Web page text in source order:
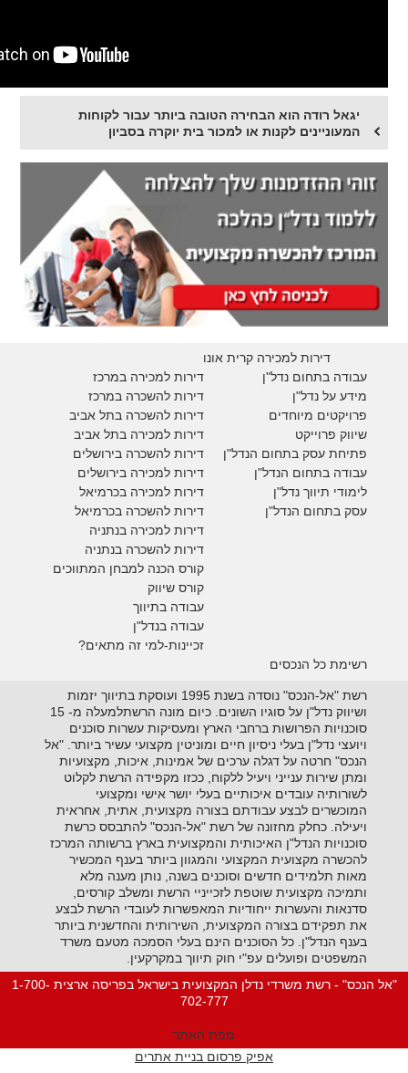
יגאל רודה הוא הבחירה הטובה ביותר עבור לקוחות
המעוניינים לקנות או למכור בית יוקרה בסביון
דירות למכירה קרית אונו
דירות למכירה במרכז
דירות להשכרה במרכז
דירות להשכרה בתל אביב
דירות למכירה בתל אביב
דירות להשכרה בירושלים
דירות למכירה בירושלים
דירות למכירה בכרמיאל
דירות להשכרה בכרמיאל
דירות למכירה בנתניה
דירות להשכרה בנתניה
קורס הכנה למבחן המתווכים
קורס שיווק
עבודה בתיווך
עבודה בנדל"ן
זכיינות-למי זה מתאים?
עבודה בתחום נדל"ן
מידע על נדל"ן
פרויקטים מיוחדים
שיווק פרוייקט
פתיחת עסק בתחום הנדל"ן
עבודה בתחום הנדל"ן
לימודי תיווך נדל"ן
עסק בתחום הנדל"ן
רשימת כל הנכסים
רשת "אל-הנכס" נוסדה בשנת 1995 ועוסקת בתיווך יזמות
ושיווק נדל"ן על סוגיו השונים. כיום מונה הרשתלמעלה מ- 15
סוכנויות הפרושות ברחבי הארץ ומעסיקות עשרות סוכנים
ויועצי נדל"ן בעלי ניסיון חיים ומוניטין מקצועי עשיר ביותר. "אל
הנכס" חרטה על דגלה ערכים של אמינות, איכות, מקצועיות
ומתן שירות ענייני ויעיל ללקוח, ככזו מקפידה הרשת לקלוט
לשורותיה עובדים איכותיים בעלי יושר אישי ומקצועי
המוכשרים לבצע עבודתם בצורה מקצועית, אתית, אחראית
ויעילה. כחלק מחזונה של רשת "אל-הנכס" להתבסס כרשת
סוכנויות הנדל"ן האיכותית והמקצועית בארץ ברשותה המרכז
להכשרה מקצועית המקצועי והמגוון ביותר בענף המכשיר
מאות תלמידים חדשים וסוכנים בשנה, נותן מענה מלא
ותמיכה מקצועית שוטפת לזכייניי הרשת ומשלב קורסים,
סדנאות והעשרות ייחודיות המאפשרות לעובדי הרשת לבצע
את תפקידם בצורה המקצועית, השירותית והחדשנית ביותר
בענף הנדל"ן. כל הסוכנים הינם בעלי הסמכה מטעם משרד
המשפטים ופועלים עפ"י חוק תיווך במקרקעין.
"אל הנכס" - רשת משרדי נדלן המקצועית בישראל בפריסה ארצית 1-700-
702-777
מפת האתר
אפיק פרסום בניית אתרים